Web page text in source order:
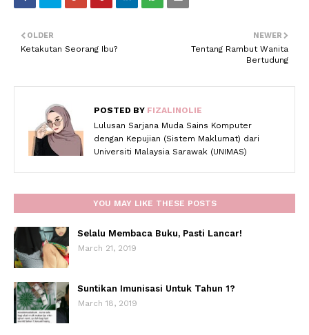
NEWER
Tentang Rambut Wanita
Bertudung
OLDER
Ketakutan Seorang Ibu?
POSTED BY FIZALINOLIE
Lulusan Sarjana Muda Sains Komputer
dengan Kepujian (Sistem Maklumat) dari
Universiti Malaysia Sarawak (UNIMAS)
YOU MAY LIKE THESE POSTS
Selalu Membaca Buku, Pasti Lancar!
March 21, 2019
Suntikan Imunisasi Untuk Tahun 1?
March 18, 2019